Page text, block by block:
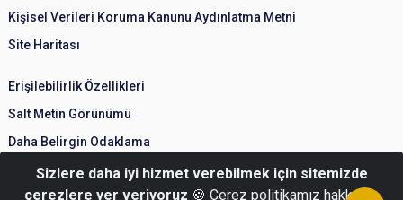
Kişisel Verileri Koruma Kanunu Aydınlatma Metni
Site Haritası
Erişilebilirlik Özellikleri
Salt Metin Görünümü
Daha Belirgin Odaklama
Sizlere daha iyi hizmet verebilmek için sitemizde
çerezlere yer veriyoruz 🍪 Çerez politikamız hakkında